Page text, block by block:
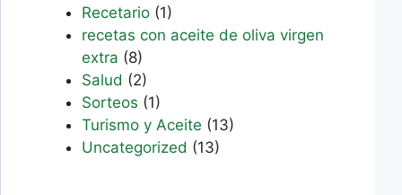
Recetario (1)
recetas con aceite de oliva virgen
extra (8)
Salud (2)
Sorteos (1)
Turismo y Aceite (13)
Uncategorized (13)